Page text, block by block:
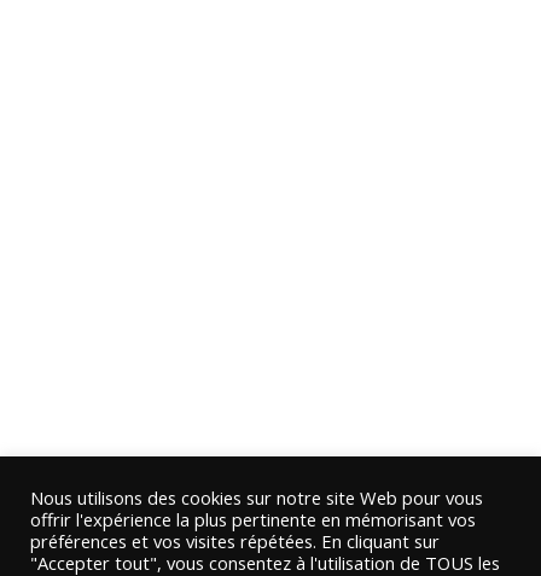
Nous utilisons des cookies sur notre site Web pour vous
offrir l'expérience la plus pertinente en mémorisant vos
préférences et vos visites répétées. En cliquant sur
"Accepter tout", vous consentez à l'utilisation de TOUS les